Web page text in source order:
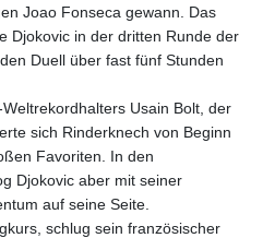
Joao Fonseca gewann. Das
Djokovic in der dritten Runde der
Duell über fast fünf Stunden
Usain Bolt, der
sich Rinderknech von Beginn
Favoriten. In den
Djokovic aber mit seiner
auf seine Seite.
schlug sein französischer